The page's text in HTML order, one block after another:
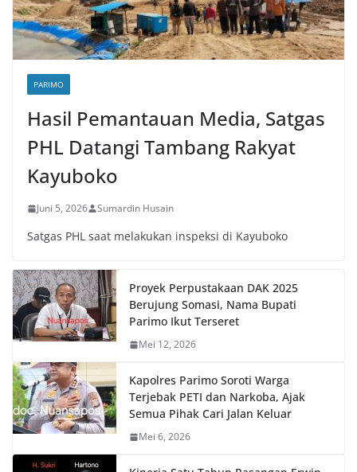
PARIMO
Hasil Pemantauan Media, Satgas
PHL Datangi Tambang Rakyat
Kayuboko
Juni 5, 2026 Sumardin Husain
Satgas PHL saat melakukan inspeksi di Kayuboko
Proyek Perpustakaan DAK 2025
Berujung Somasi, Nama Bupati
Parimo Ikut Terseret
Mei 12, 2026
Kapolres Parimo Soroti Warga
Terjebak PETI dan Narkoba, Ajak
Semua Pihak Cari Jalan Keluar
Mei 6, 2026